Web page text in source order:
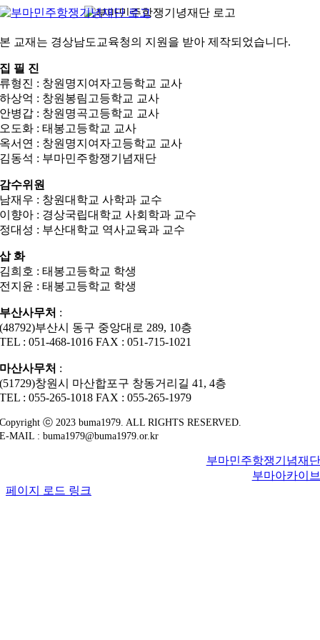
콘
츠
건
너
뛰
기
본 교재는 경상남도교육청의 지원을 받아 제작되었습니다.
집 필 진
류형진 : 창원명지여자고등학교 교사
하상억 : 창원봉림고등학교 교사
안병갑 : 창원명곡고등학교 교사
오도화 : 태봉고등학교 교사
옥서연 : 창원명지여자고등학교 교사
김동석 : 부마민주항쟁기념재단
감수위원
남재우 : 창원대학교 사학과 교수
이향아 : 경상국립대학교 사회학과 교수
정대성 : 부산대학교 역사교육과 교수
삽 화
김희호 : 태봉고등학교 학생
전지윤 : 태봉고등학교 학생
부산사무처 :
(48792)부산시 동구 중앙대로 289, 10층
TEL : 051-468-1016 FAX : 051-715-1021
마산사무처 :
(51729)창원시 마산합포구 창동거리길 41, 4층
TEL : 055-265-1018 FAX : 055-265-1979
Copyright ⓒ 2023 buma1979. ALL RIGHTS RESERVED.
E-MAIL : buma1979@buma1979.or.kr
부마민주항쟁기념재단
부마아카이브
페이지 로드 링크